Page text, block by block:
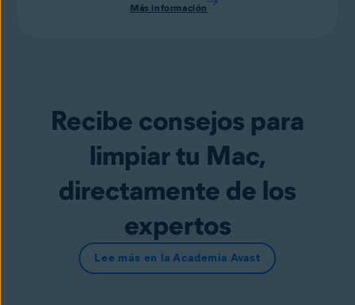
Más información
Recibe consejos para
limpiar tu Mac,
directamente de los
expertos
Lee más en la Academia Avast